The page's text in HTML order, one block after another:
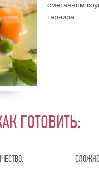
сметанном
гарнира.
ГОТОВИТЬ: